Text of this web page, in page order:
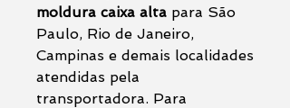
moldura caixa alta para São
Paulo, Rio de Janeiro,
Campinas e demais localidades
atendidas pela
transportadora. Para